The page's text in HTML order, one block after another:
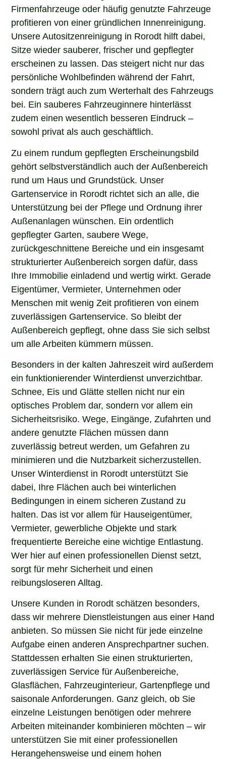
Firmenfahrzeuge oder häufig genutzte Fahrzeuge
profitieren von einer gründlichen Innenreinigung.
Unsere Autositzenreinigung in Rorodt hilft dabei,
Sitze wieder sauberer, frischer und gepflegter
erscheinen zu lassen. Das steigert nicht nur das
persönliche Wohlbefinden während der Fahrt,
sondern trägt auch zum Werterhalt des Fahrzeugs
bei. Ein sauberes Fahrzeuginnere hinterlässt
zudem einen wesentlich besseren Eindruck –
sowohl privat als auch geschäftlich.
Zu einem rundum gepflegten Erscheinungsbild
gehört selbstverständlich auch der Außenbereich
rund um Haus und Grundstück. Unser
Gartenservice in Rorodt richtet sich an alle, die
Unterstützung bei der Pflege und Ordnung ihrer
Außenanlagen wünschen. Ein ordentlich
gepflegter Garten, saubere Wege,
zurückgeschnittene Bereiche und ein insgesamt
strukturierter Außenbereich sorgen dafür, dass
Ihre Immobilie einladend und wertig wirkt. Gerade
Eigentümer, Vermieter, Unternehmen oder
Menschen mit wenig Zeit profitieren von einem
zuverlässigen Gartenservice. So bleibt der
Außenbereich gepflegt, ohne dass Sie sich selbst
um alle Arbeiten kümmern müssen.
Besonders in der kalten Jahreszeit wird außerdem
ein funktionierender Winterdienst unverzichtbar.
Schnee, Eis und Glätte stellen nicht nur ein
optisches Problem dar, sondern vor allem ein
Sicherheitsrisiko. Wege, Eingänge, Zufahrten und
andere genutzte Flächen müssen dann
zuverlässig betreut werden, um Gefahren zu
minimieren und die Nutzbarkeit sicherzustellen.
Unser Winterdienst in Rorodt unterstützt Sie
dabei, Ihre Flächen auch bei winterlichen
Bedingungen in einem sicheren Zustand zu
halten. Das ist vor allem für Hauseigentümer,
Vermieter, gewerbliche Objekte und stark
frequentierte Bereiche eine wichtige Entlastung.
Wer hier auf einen professionellen Dienst setzt,
sorgt für mehr Sicherheit und einen
reibungsloseren Alltag.
Unsere Kunden in Rorodt schätzen besonders,
dass wir mehrere Dienstleistungen aus einer Hand
anbieten. So müssen Sie nicht für jede einzelne
Aufgabe einen anderen Ansprechpartner suchen.
Stattdessen erhalten Sie einen strukturierten,
zuverlässigen Service für Außenbereiche,
Glasflächen, Fahrzeuginterieur, Gartenpflege und
saisonale Anforderungen. Ganz gleich, ob Sie
einzelne Leistungen benötigen oder mehrere
Arbeiten miteinander kombinieren möchten – wir
unterstützen Sie mit einer professionellen
Herangehensweise und einem hohen